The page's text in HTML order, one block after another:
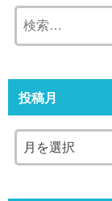
投稿月